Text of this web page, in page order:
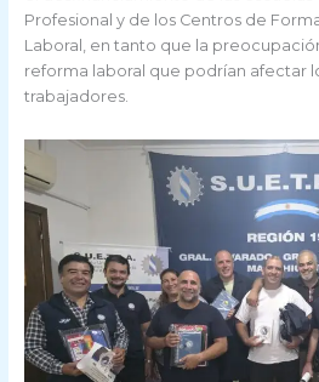
Profesional y de los Centros de
Laboral, en tanto que la
reforma laboral que podrían afectar
trabajadores.